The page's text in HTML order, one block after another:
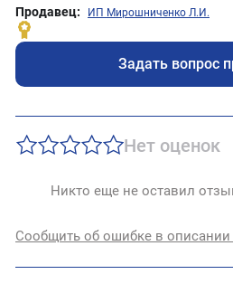
Продавец: ИП Мирошниченко Л.И.
Задать вопрос
Нет оценок
Никто еще не оставил
Сообщить об ошибке в описании